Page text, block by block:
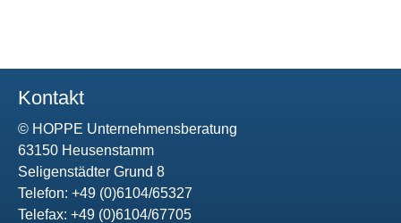
Kontakt
© HOPPE Unternehmensberatung
63150 Heusenstamm
Seligenstädter Grund 8
Telefon: +49 (0)6104/65327
Telefax: +49 (0)6104/67705